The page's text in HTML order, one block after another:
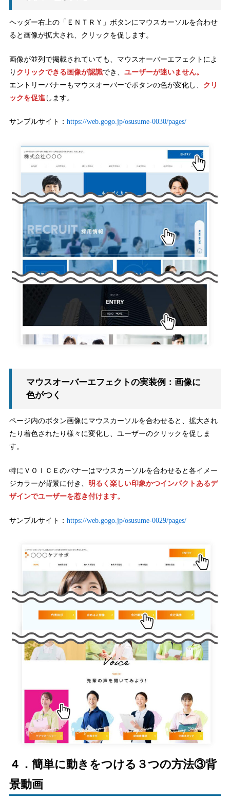
ヘッダー右上の「ＥＮＴＲＹ」ボタンにマウスカーソルを合わせ
ると画像が拡大され、クリックを促します。
画像が並列で掲載されていても、マウスオーバーエフェクトによ
り クリックできる画像が認識でき、 ユーザーが迷いません。
エントリーバナーもマウスオーバーでボタンの色が変化し、 クリ
ックを促進 します。
サンプルサイト： https://web.gogo.jp/osusume-0030/pages/
マウスオーバーエフェクトの実装例：画像に
色がつく
ページ内のボタン画像にマウスカーソルを合わせると、拡大され
たり着色されたり様々に変化し、ユーザーのクリックを促しま
す。
特にＶＯＩＣＥのバナーはマウスカーソルを合わせると各イメー
ジカラーが背景に付き、 明るく楽しい印象かつインパクトあるデ
ザインでユーザーを惹き付けます。
サンプルサイト： https://web.gogo.jp/osusume-0029/pages/
４．簡単に動きをつける３つの方法③背
景動画